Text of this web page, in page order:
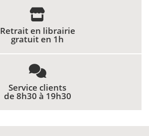
Retrait en librairie
gratuit en 1h
Service clients
de 8h30 à 19h30